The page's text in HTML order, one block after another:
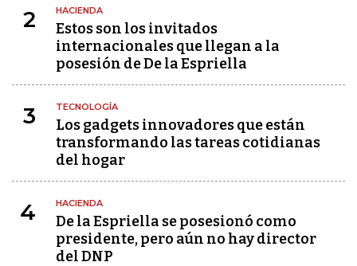
2 HACIENDA
Estos son los invitados
internacionales que llegan a la
posesión de De la Espriella
3 TECNOLOGÍA
Los gadgets innovadores que están
transformando las tareas cotidianas
del hogar
4 HACIENDA
De la Espriella se posesionó como
presidente, pero aún no hay director
del DNP